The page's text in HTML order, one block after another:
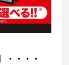
・・・・